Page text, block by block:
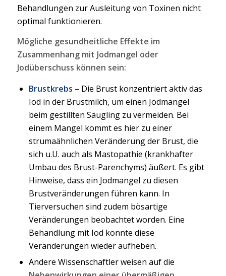
Behandlungen zur Ausleitung von Toxinen nicht
optimal funktionieren.
Mögliche gesundheitliche Effekte im
Zusammenhang mit Jodmangel oder
Jodüberschuss können sein:
Brustkrebs – Die Brust konzentriert aktiv das
Iod in der Brustmilch, um einen Jodmangel
beim gestillten Säugling zu vermeiden. Bei
einem Mangel kommt es hier zu einer
strumaähnlichen Veränderung der Brust, die
sich u.U. auch als Mastopathie (krankhafter
Umbau des Brust-Parenchyms) äußert. Es gibt
Hinweise, dass ein Jodmangel zu diesen
Brustveränderungen führen kann. In
Tierversuchen sind zudem bösartige
Veränderungen beobachtet worden. Eine
Behandlung mit Iod konnte diese
Veränderungen wieder aufheben.
Andere Wissenschaftler weisen auf die